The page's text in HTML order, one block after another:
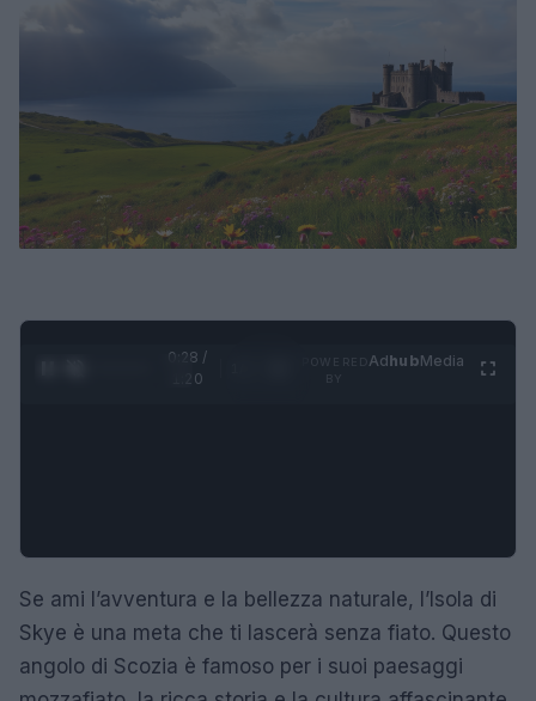
0:29 /
1:20
AdhubMedia
Se ami l’avventura e la bellezza naturale, l’Isola di
Skye è una meta che ti lascerà senza fiato. Questo
angolo di Scozia è famoso per i suoi paesaggi